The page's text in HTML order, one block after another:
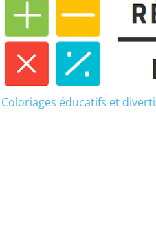
Coloriages éducatifs et